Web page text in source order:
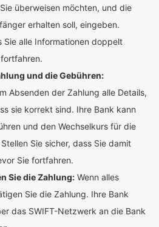
überweisen möchten, und die
erhalten soll, eingeben.
Sie alle Informationen doppelt
und die Gebühren:
Absenden der Zahlung alle Details,
sie korrekt sind. Ihre Bank kann
und den Wechselkurs für die
Sie sicher, dass Sie damit
Sie fortfahren.
Sie die Zahlung: Wenn alles
Sie die Zahlung. Ihre Bank
das SWIFT-Netzwerk an die Bank